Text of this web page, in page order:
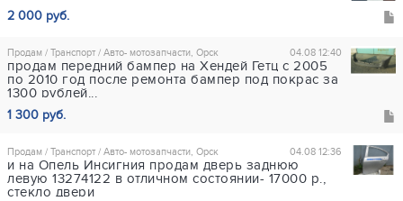
2 000 руб.
04.08 12:40
Продам / Транспорт / Авто- мотозапчасти, Орск
продам передний бампер на Хендей Гетц с 2005
по 2010 год после ремонта бампер под покрас за
1300 рублей...
1 300 руб.
04.08 12:36
Продам / Транспорт / Авто- мотозапчасти, Орск
и на Опель Инсигния продам дверь заднюю
левую 13274122 в отличном состоянии- 17000 р.,
стекло двери